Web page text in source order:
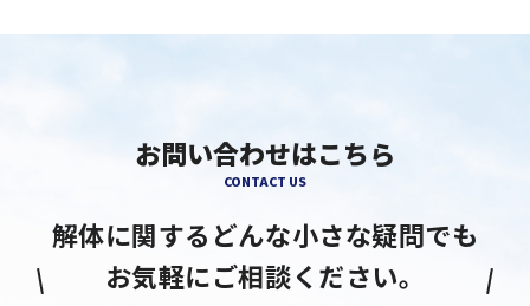
お問い合わせはこちら
CONTACT US
解体に関するどんな小さな疑問でも
お気軽にご相談ください。